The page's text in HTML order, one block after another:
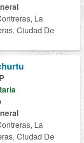
La
Ciudad De
La
Ciudad De